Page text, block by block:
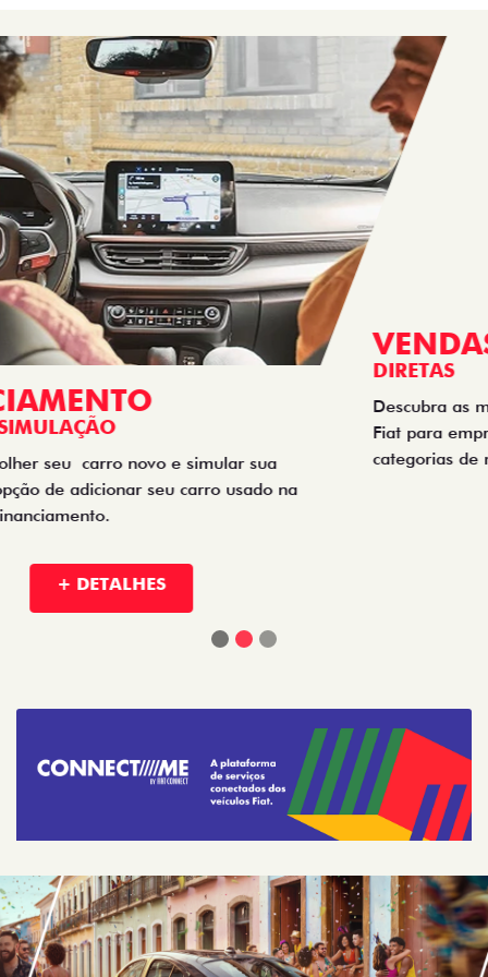
VENDAS
DIRETAS
Descubra as melhores soluções e descontos em um novo
Fiat para empresas, produtores rurais, taxistas e outras
categorias de negócios.